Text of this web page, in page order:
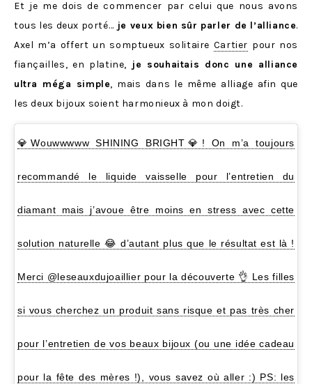
Et je me dois de commencer par celui que nous avons
tous les deux porté… je veux bien sûr parler de l’alliance.
Axel m’a offert un somptueux solitaire Cartier pour nos
fiançailles, en platine, je souhaitais donc une alliance
ultra méga simple, mais dans le même alliage afin que
les deux bijoux soient harmonieux à mon doigt.
💎Wouwwwww SHINING BRIGHT💎! On m’a toujours
recommandé le liquide vaisselle pour l’entretien du
diamant mais j’avoue être moins en stress avec cette
solution naturelle 😂 d’autant plus que le résultat est là !
Merci @leseauxdujoaillier pour la découverte 👌 Les filles
si vous cherchez un produit sans risque et pas très cher
pour l’entretien de vos beaux bijoux (ou une idée cadeau
pour la fête des mères !), vous savez où aller :) PS: les